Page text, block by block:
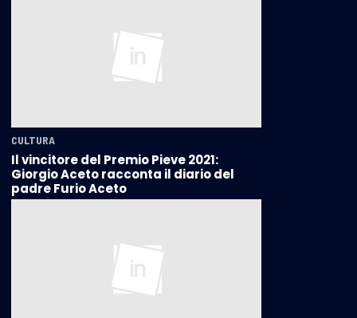
CULTURA
Il vincitore del Premio Pieve 2021:
Giorgio Aceto racconta il diario del
padre Furio Aceto